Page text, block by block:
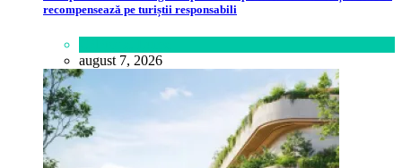
recompensează pe turiștii responsabili
august 7, 2026